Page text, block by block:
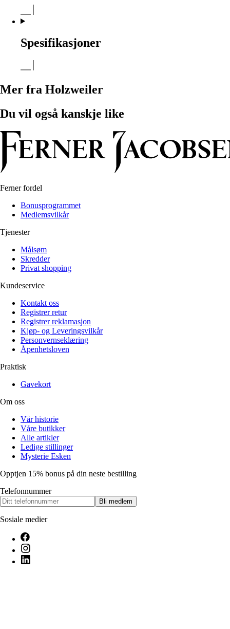
Spesifikasjoner
Mer fra Holzweiler
Du vil også kanskje like
Ferner fordel
Bonusprogrammet
Medlemsvilkår
Tjenester
Målsøm
Skredder
Privat shopping
Kundeservice
Kontakt oss
Registrer retur
Registrer reklamasjon
Kjøp- og Leveringsvilkår
Personvernseklæring
Åpenhetsloven
Praktisk
Gavekort
Om oss
Vår historie
Våre butikker
Alle artikler
Ledige stillinger
Mysterie Esken
Opptjen 15% bonus på din neste bestilling
Telefonnummer
Bli medlem
Sosiale medier